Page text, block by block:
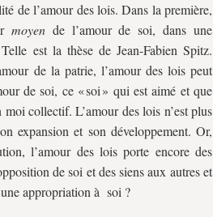
de l’amour des lois. Dans la première,
moyende l’amour de soi, dans une
est la thèse de Jean-Fabien Spitz.
de la patrie, l’amour des lois peut
de soi, ce « soi » qui est aimé et que
collectif. L’amour des lois n’est plus
expansion et son développement. Or,
l’amour des lois porte encore des
de soi et des siens aux autres et
appropriation à soi ?